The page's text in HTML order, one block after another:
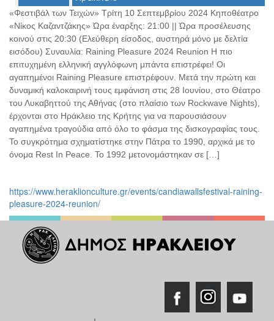
ΤΟΠΟΣ
ΜΑΣ
ΔΗΜΟΣ
ΠΟΛΙΤΙΣΜΟΣ
ΑΝΘΕΚΤΙΚΗ
ΠΟΛΗ
«Φεστιβάλ των Τειχών» Τρίτη 10 Σεπτεμβρίου 2024 Κηποθέατρο
«Νίκος Καζαντζάκης» Ώρα έναρξης: 21:00 || Ώρα προσέλευσης
κοινού στις 20:30 (Ελεύθερη είσοδος, αυστηρά μόνο με δελτία
εισόδου) Συναυλία: Raining Pleasure 2024 Reunion Η πιο
επιτυχημένη ελληνική αγγλόφωνη μπάντα επιστρέφει! Οι
αγαπημένοι Raining Pleasure επιστρέφουν. Μετά την πρώτη και
δυναμική καλοκαιρινή τους εμφάνιση στις 28 Ιουνίου, στο Θέατρο
του Λυκαβηττού της Αθήνας (στο πλαίσιο των Rockwave Nights),
έρχονται στο Ηράκλειο της Κρήτης για να παρουσιάσουν
αγαπημένα τραγούδια από όλο το φάσμα της δισκογραφίας τους.
Το συγκρότημα σχηματίστηκε στην Πάτρα το 1990, αρχικά με το
όνομα Rest In Peace. Το 1992 μετονομάστηκαν σε […]
https://www.heraklionculture.gr/events/candiawallsfestival-raining-
pleasure-2024-reunion/